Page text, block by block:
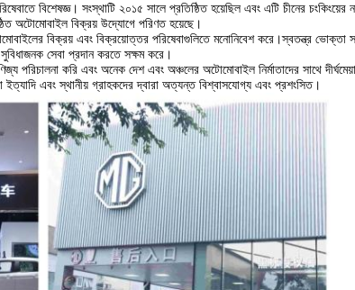
বিশেষজ্ঞ। সংস্থাটি ২০১৫ সালে প্রতিষ্ঠিত হয়েছিল এবং এটি চীনের চংকিংয়ের
অটোমোবাইল বিক্রয় উদ্যোগে পরিণত হয়েছে।
বিক্রয় এবং বিক্রয়োত্তর পরিষেবাগুলিতে মনোনিবেশ করে।স্বতন্ত্র ভোক্তা
সেবা প্রদান করতে সক্ষম করে।
পরিচালনা করি এবং অনেক দেশ এবং অঞ্চলের অটোমোবাইল নির্মাতাদের সাথে
এবং স্থানীয় গ্রাহকদের দ্বারা অত্যন্ত বিশ্বাসযোগ্য এবং প্রশংসিত।